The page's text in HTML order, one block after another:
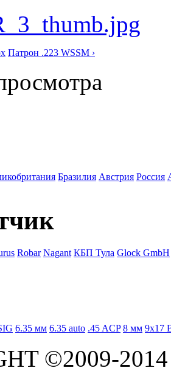
Патрон .223 WSSM ›
Бразилия Австрия Росcия
Robar Nagant КБП Тула Glock GmbH
6.35 мм 6.35 auto .45 ACP 8 мм 9x17
©2009-